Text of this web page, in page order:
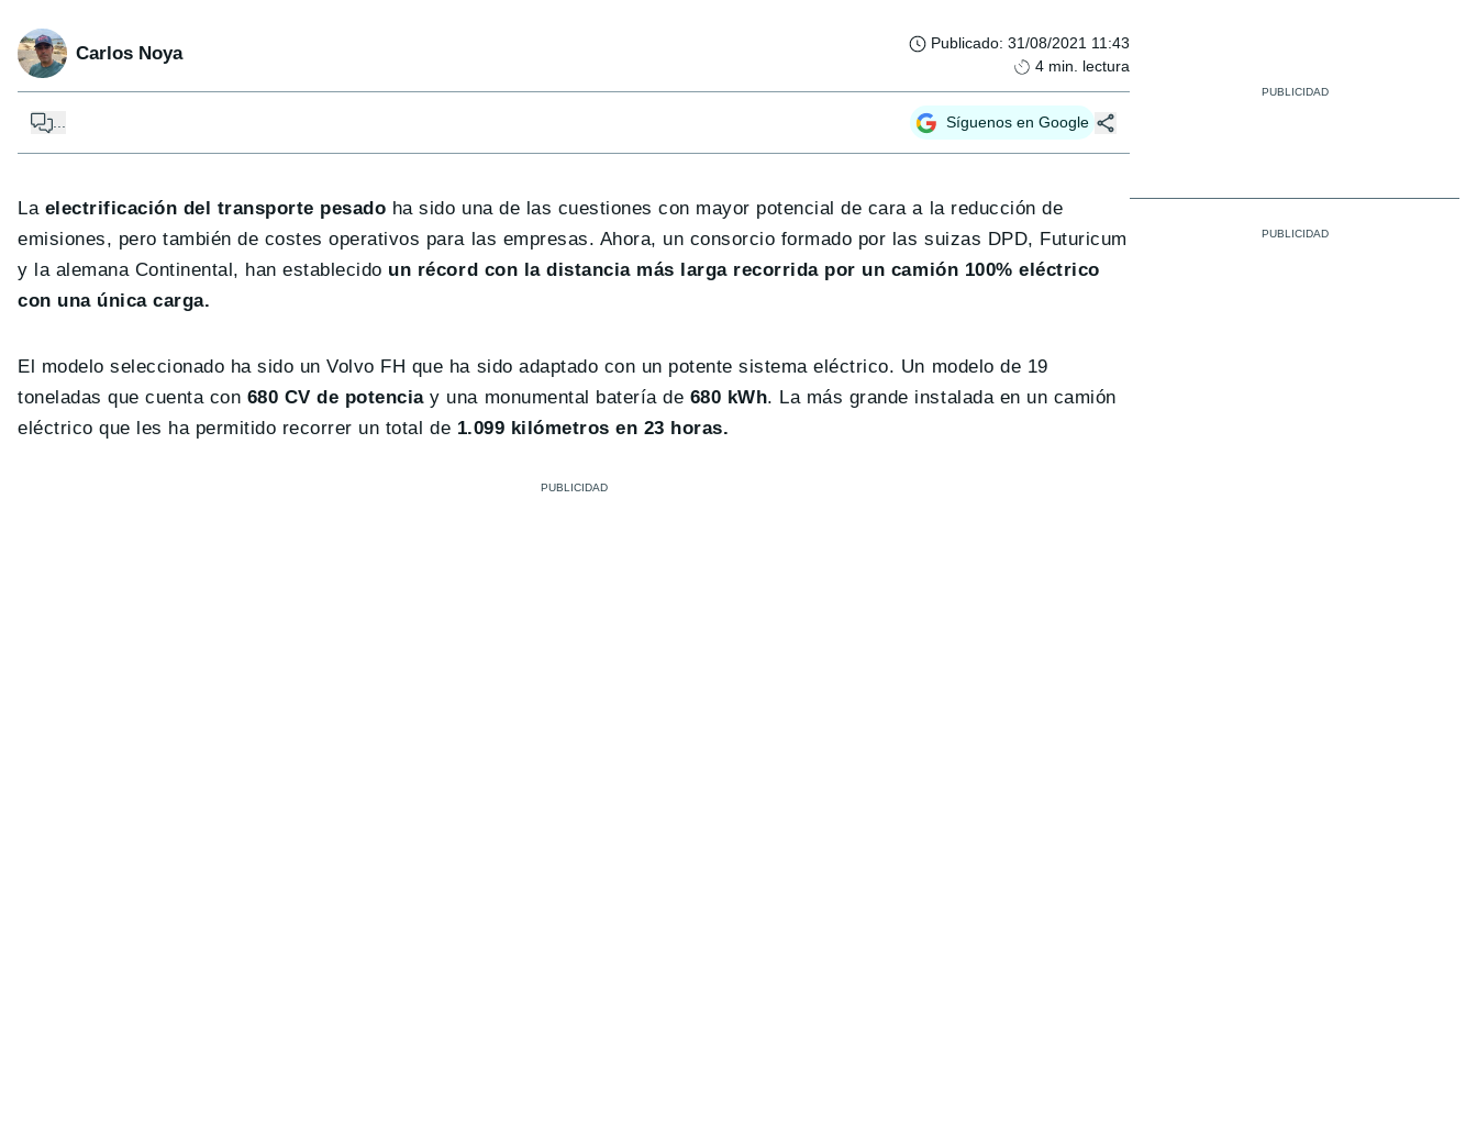
Carlos Noya Publicado: 31/08/2021 11:43
4 min. lectura
... Síguenos en Google
La electrificación del transporte pesado ha sido una de las cuestiones con mayor potencial de cara a la reducción de
emisiones, pero también de costes operativos para las empresas. Ahora, un consorcio formado por las suizas DPD, Futuricum
y la alemana Continental, han establecido un récord con la distancia más larga recorrida por un camión 100% eléctrico
con una única carga.
El modelo seleccionado ha sido un Volvo FH que ha sido adaptado con un potente sistema eléctrico. Un modelo de 19
toneladas que cuenta con 680 CV de potenciay una monumental batería de 680 kWh. La más grande instalada en un camión
eléctrico que les ha permitido recorrer un total de 1.099 kilómetros en 23 horas.